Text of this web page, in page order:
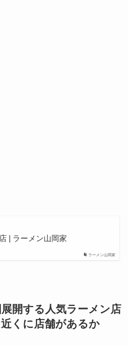
ラーメン山岡家
| ラーメン山岡家
開する人気ラーメン店
近くに店舗があるか